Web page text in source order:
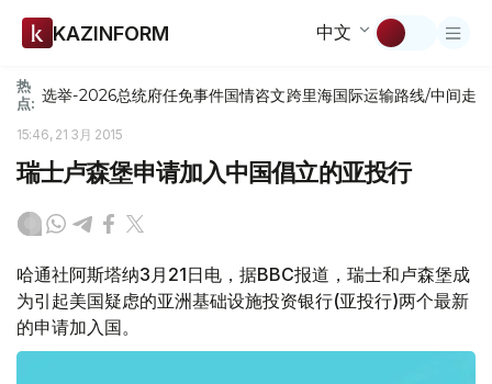
KAZINFORM 中文
热
点: 选举-2026总统府任免事件国情咨文跨里海国际运输路线/中间走廊
15:46, 21 3月 2015
瑞士卢森堡申请加入中国倡立的亚投行
哈通社阿斯塔纳3月21日电，据BBC报道，瑞士和卢森堡成
为引起美国疑虑的亚洲基础设施投资银行(亚投行)两个最新
的申请加入国。